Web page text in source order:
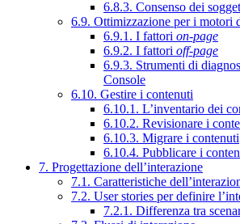
6.8.3. Consenso dei
6.9. Ottimizzazione per i motori
6.9.1. I fattori on-page
6.9.2. I fattori off-page
6.9.3. Strumenti di
Console
6.10. Gestire i contenuti
6.10.1. L’inventario dei
6.10.2. Revisionare i
6.10.3. Migrare i contenuti
6.10.4. Pubblicare i
7. Progettazione dell’interazione
7.1. Caratteristiche
7.2. User stories per definire
7.2.1. Differenza tra